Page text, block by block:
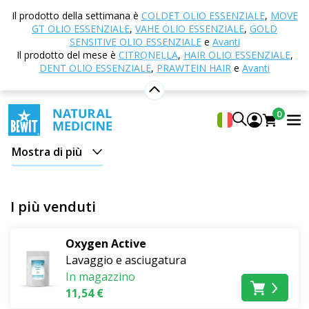
Il prodotto della settimana è COLDET OLIO ESSENZIALE, MOVE
GT OLIO ESSENZIALE, VAHE OLIO ESSENZIALE, GOLD
SENSITIVE OLIO ESSENZIALEe Avanti
Il prodotto del mese è CITRONELLA, HAIR OLIO ESSENZIALE,
DENT OLIO ESSENZIALE, PRAWTEIN HAIR e Avanti
0
Casa E-shop Detergenti ECO
stoviglie e cucina
Lavaggio stoviglie e cucina
Le stoviglie da cui mangi, il piano di lavoro su cui tagli, il
lavello in cui lavi frutta e verdura. Tutto ciò che pulisci in
cucina entra nuovamente in contatto con il cibo. Per
questo è ancora più importante con quali prodotti lavi
le stoviglie e le superfici della cucina. I prodotti BEWIT di
comune.
Sapone di Castiglia per stoviglie e superfici
Il sapone liquido di Castiglia
è prodotto con oli vegetali
secondo il metodo tradizionale di saponificazione.
Mostra di più
I più venduti
Oxygen Active
Lavaggio e asciugatura
In magazzino
11,54 €